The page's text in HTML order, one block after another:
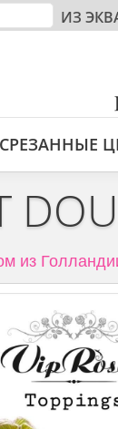
ИЗ
СРЕЗАННЫЕ
из